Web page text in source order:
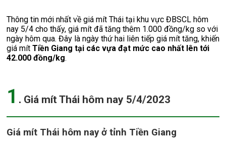
Thông tin mới nhất về giá mít Thái tại khu vực ĐBSCL hôm
nay 5/4 cho thấy, giá mít đã tăng thêm 1.000 đồng/kg so với
ngày hôm qua. Đây là ngày thứ hai liên tiếp giá mít tăng, khiến
giá mít Tiền Giang tại các vựa đạt mức cao nhất lên tới
42.000 đồng/kg.
1 . Giá mít Thái hôm nay 5/4/2023
Giá mít Thái hôm nay ở tỉnh Tiền Giang